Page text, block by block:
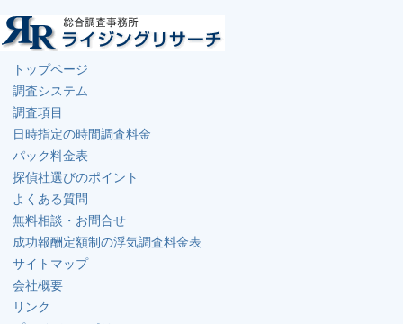
トップページ
調査システム
調査項目
日時指定の時間調査料金
パック料金表
探偵社選びのポイント
よくある質問
無料相談・お問合せ
成功報酬定額制の浮気調査料金表
サイトマップ
会社概要
リンク